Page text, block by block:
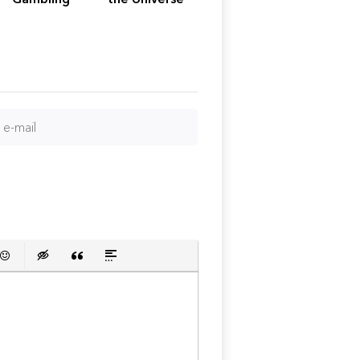
список
ссылкузащищенную ссылку
Вставить смайлик
Вставка скрытого текста
Вставка цитаты
Вставка спойлера